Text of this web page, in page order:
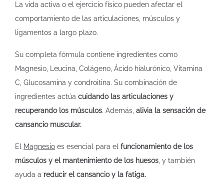
La vida activa o el ejercicio físico pueden afectar el
comportamiento de las articulaciones, músculos y
ligamentos a largo plazo.
Su completa fórmula contiene ingredientes como
Magnesio, Leucina, Colágeno, Ácido hialurónico, Vitamina
C, Glucosamina y condroitina. Su combinación de
ingredientes actúa cuidando las articulaciones y
recuperando los músculos. Además, alivia la sensación de
cansancio muscular.
El Magnesio es esencial para el funcionamiento de los
músculos y el mantenimiento de los huesos , y también
ayuda a reducir el cansancio y la fatiga.